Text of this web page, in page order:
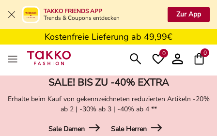
TAKKO FRIENDS APP
Trends & Coupons entdecken
Zur App
5€ Gutschein nach Registrierung*
Kostenfreie Retoure in der Filiale
Kostenfreie Lieferung ab 49,99€
5€ Gutschein nach Registrierung*
0 0
SALE! BIS ZU -40% EXTRA
Erhalte beim Kauf von gekennzeichneten reduzierten Artikeln -20%
ab 2 | -30% ab 3 | -40% ab 4 **
Sale Damen
Sale Herren